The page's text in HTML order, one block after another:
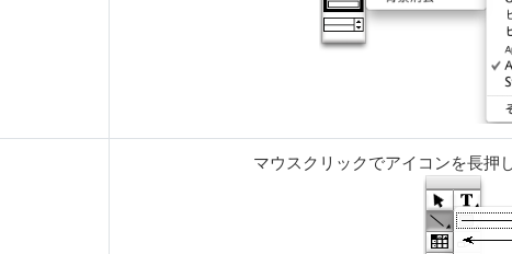
マウスクリックでアイコンを長押